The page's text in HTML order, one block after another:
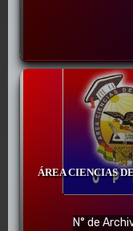
ÁREA CIENCIAS
N° de